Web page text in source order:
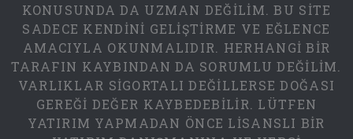
KONUSUNDA DA UZMAN DEĞILIM. BU SITE
SADECE KENDINI GELIŞTIRME VE EĞLENCE
AMACIYLA OKUNMALIDIR. HERHANGI BIR
TARAFIN KAYBINDAN DA SORUMLU DEĞILIM.
VARLIKLAR SIGORTALI DEĞILLERSE DOĞASI
GEREĞI DEĞER KAYBEDEBILIR. LÜTFEN
YATIRIM YAPMADAN ÖNCE LISANSLI BIR